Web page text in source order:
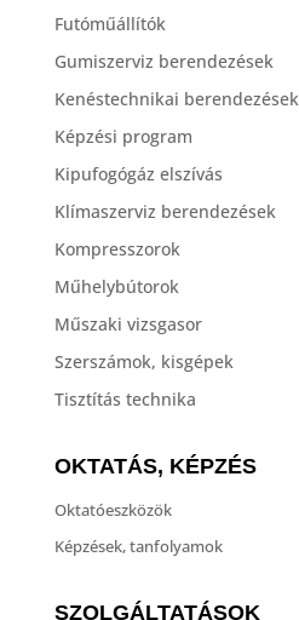
Futóműállítók
Gumiszerviz berendezések
Kenéstechnikai berendezések
Képzési program
Kipufogógáz elszívás
Klímaszerviz berendezések
Kompresszorok
Műhelybútorok
Műszaki vizsgasor
Szerszámok, kisgépek
Tisztítás technika
OKTATÁS, KÉPZÉS
Oktatóeszközök
Képzések, tanfolyamok
SZOLGÁLTATÁSOK